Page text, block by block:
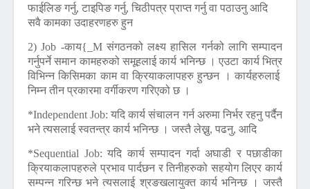
फाईलिङ गर्नु, टाइपिङ गर्नु, चिठीपत्र प्राप्त गर्नु वा पठाउनु आदि
सवै कामका उदाहरणहरु हुन
2) Job -काय{_M संगठनको लक्ष्य हासिल गर्नको लागि सम्पादन
गर्नुपर्ने समान कामहरुको समूहलाई कार्य भनिन्छ । एउटा कार्य भित्र
विभिन्न किसिमका काम वा क्रियाकलापहरु हुन्छन । कार्यहरुलाई
निम्न तीन प्रकारमा वर्गीकरण गरिएको छ ।
*Independent Job:यदि कार्य संचालन गर्न अरुमा निर्भर रहनु पर्दैन
भने त्यसलाई स्वतन्त्र कार्य भनिन्छ । जस्तै लेख्नु, पढनु, आदि
*Sequential Job: यदि कार्य सम्पादन गर्दा अघाडी र पछाडीका
क्रियाकलापहरुले प्रभाव पार्दछन र तिनीहरुको सहयोग लिएर कार्य
सम्पन्न गरिन्छ भने त्यसलाई श्रङखलायुक्त कार्य भनिन्छ । जस्तै